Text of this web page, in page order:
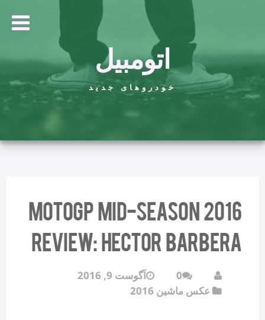
اتومبیل
خودروهای جدید
2016 MotoGP Mid-Season
Review: Hector Barbera
0
آگوست 9, 2016
عکس ماشین 2016